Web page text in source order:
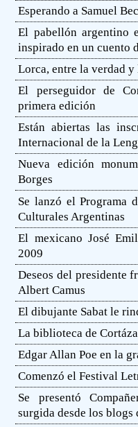
Esperando a Samuel
El pabellón argentino
inspirado en un cuento
Lorca, entre la verdad y
El perseguidor de
primera edición
Están abiertas las
Internacional de la
Nueva edición
Borges
Se lanzó el Programa
Culturales Argentinas
El mexicano José
2009
Deseos del presidente
Albert Camus
El dibujante Sabat le
La biblioteca de
Edgar Allan Poe en la
Comenzó el Festival
Se presentó
surgida desde los